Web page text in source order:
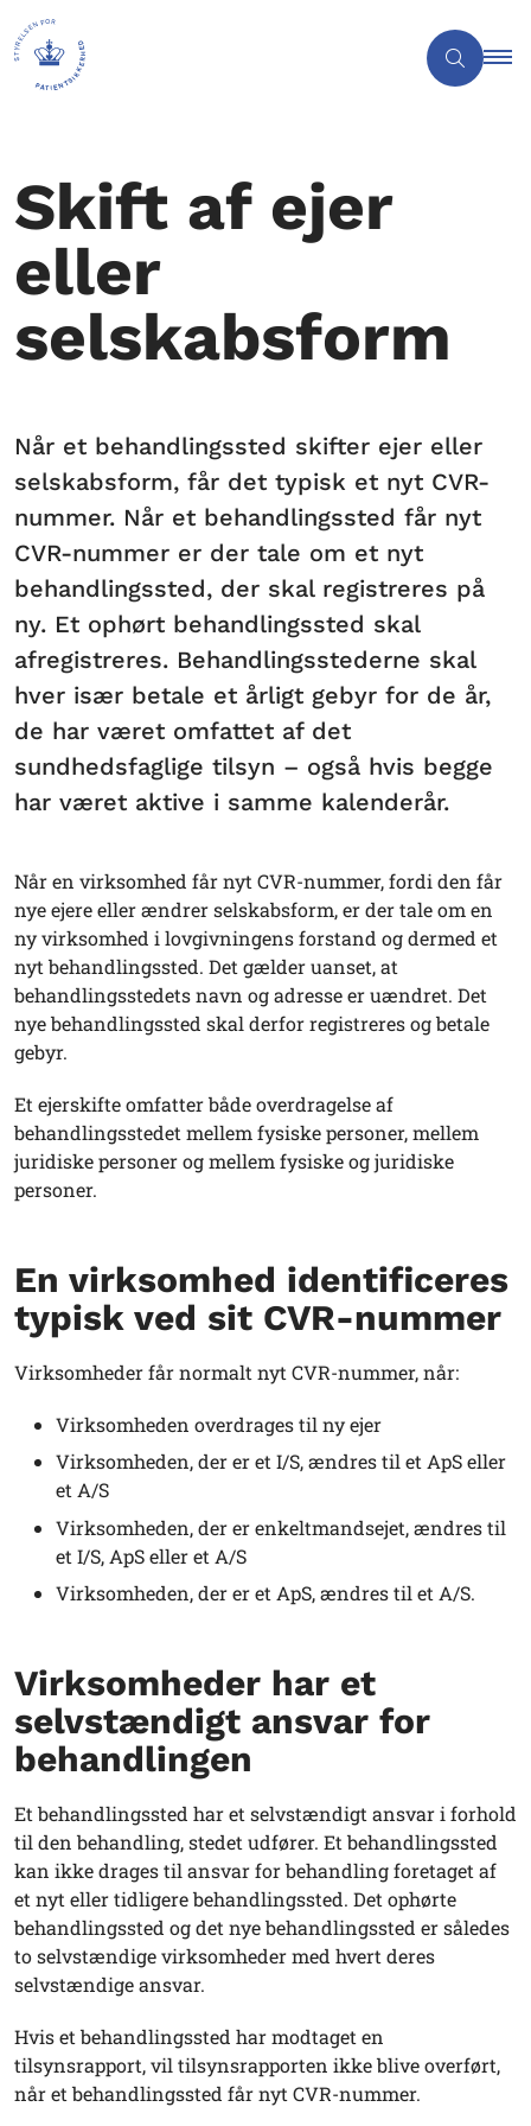
Skift af ejer
eller
selskabsform
Når et behandlingssted skifter ejer eller
selskabsform, får det typisk et nyt CVR-
nummer. Når et behandlingssted får nyt
CVR-nummer er der tale om et nyt
behandlingssted, der skal registreres på
ny. Et ophørt behandlingssted skal
afregistreres. Behandlingsstederne skal
hver især betale et årligt gebyr for de år,
de har været omfattet af det
sundhedsfaglige tilsyn – også hvis begge
har været aktive i samme kalenderår.
Når en virksomhed får nyt CVR-nummer, fordi den får
nye ejere eller ændrer selskabsform, er der tale om en
ny virksomhed i lovgivningens forstand og dermed et
nyt behandlingssted. Det gælder uanset, at
behandlingsstedets navn og adresse er uændret. Det
nye behandlingssted skal derfor registreres og betale
gebyr.
Et ejerskifte omfatter både overdragelse af
behandlingsstedet mellem fysiske personer, mellem
juridiske personer og mellem fysiske og juridiske
personer.
En virksomhed identificeres
typisk ved sit CVR-nummer
Virksomheder får normalt nyt CVR-nummer, når:
Virksomheden overdrages til ny ejer
Virksomheden, der er et I/S, ændres til et ApS eller
et A/S
Virksomheden, der er enkeltmandsejet, ændres til
et I/S, ApS eller et A/S
Virksomheden, der er et ApS, ændres til et A/S.
Virksomheder har et
selvstændigt ansvar for
behandlingen
Et behandlingssted har et selvstændigt ansvar i forhold
til den behandling, stedet udfører. Et behandlingssted
kan ikke drages til ansvar for behandling foretaget af
et nyt eller tidligere behandlingssted. Det ophørte
behandlingssted og det nye behandlingssted er således
to selvstændige virksomheder med hvert deres
selvstændige ansvar.
Hvis et behandlingssted har modtaget en
tilsynsrapport, vil tilsynsrapporten ikke blive overført,
når et behandlingssted får nyt CVR-nummer.